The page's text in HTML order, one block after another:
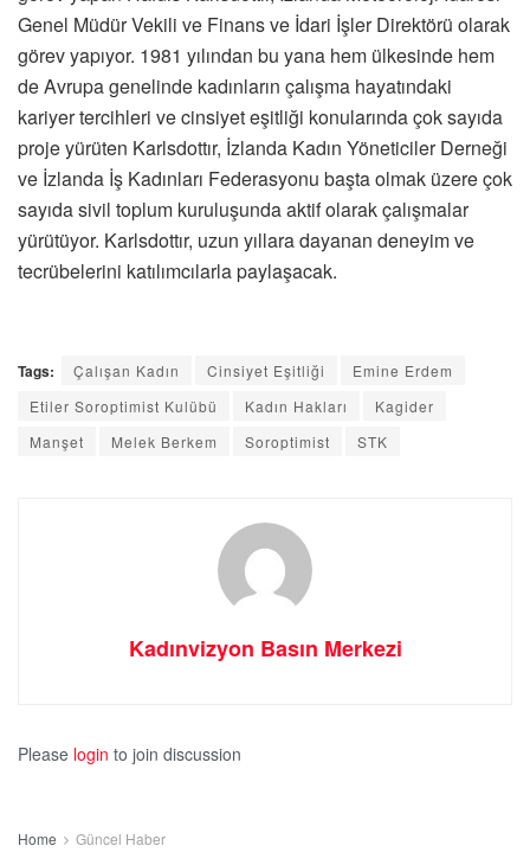
Genel Müdür Vekili ve Finans ve İdari İşler Direktörü olarak
görev yapıyor. 1981 yılından bu yana hem ülkesinde hem
de Avrupa genelinde kadınların çalışma hayatındaki
kariyer tercihleri ve cinsiyet eşitliği konularında çok sayıda
proje yürüten Karlsdottır, İzlanda Kadın Yöneticiler Derneği
ve İzlanda İş Kadınları Federasyonu başta olmak üzere çok
sayıda sivil toplum kuruluşunda aktif olarak çalışmalar
yürütüyor. Karlsdottır, uzun yıllara dayanan deneyim ve
tecrübelerini katılımcılarla paylaşacak.
Tags: Çalışan Kadın Cinsiyet Eşitliği
Emine Erdem
Etiler Soroptimist Kulübü
Kadın Hakları
Kagider
Manşet
Melek Berkem Soroptimist STK
Kadınvizyon Basın Merkezi
Please login to join discussion
Home Güncel Haber